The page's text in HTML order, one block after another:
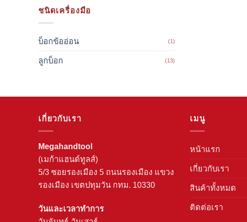
ชนิดเครื่องมือ
บ็อกข้ออ่อน (1)
ลูกบ็อก (13)
เกี่ยวกับเรา
Megahandtool
(เมก้าแฮนด์ทูลส์)
5/3 ซอยรองเมือง 5 ถนนรองเมือง แขวง
รองเมือง เขตปทุมวัน กทม. 10330
วันและเวลาทำการ
เมนู
หน้าแรก
เกี่ยวกับเรา
สินค้าทั้งหมด
ติดต่อเรา